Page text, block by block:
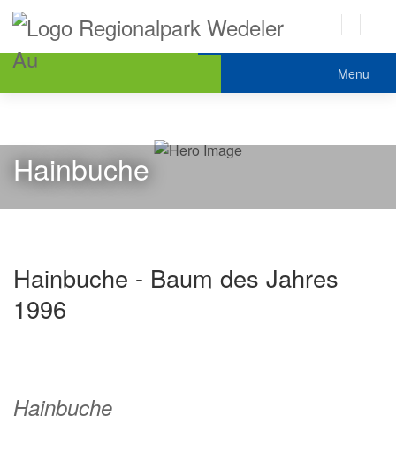
Menu
Hainbuche
Hainbuche - Baum des Jahres
1996
Hainbuche